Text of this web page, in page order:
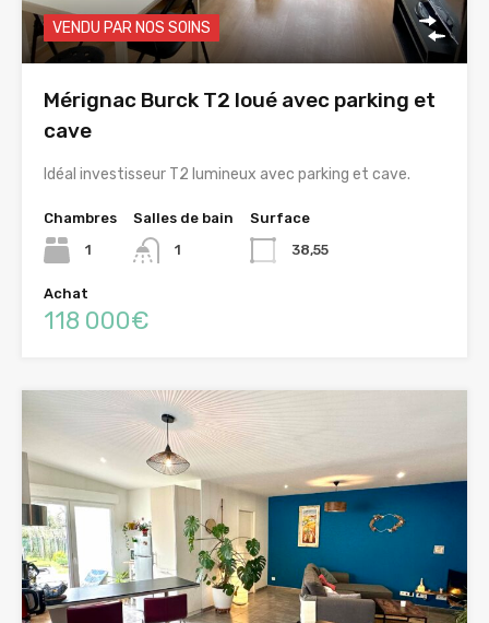
VENDU PAR NOS SOINS
Mérignac Burck T2 loué avec parking et
cave
Idéal investisseur T2 lumineux avec parking et cave.
Chambres
1
Salles de bain
1
Surface
38,55
Achat
118 000€